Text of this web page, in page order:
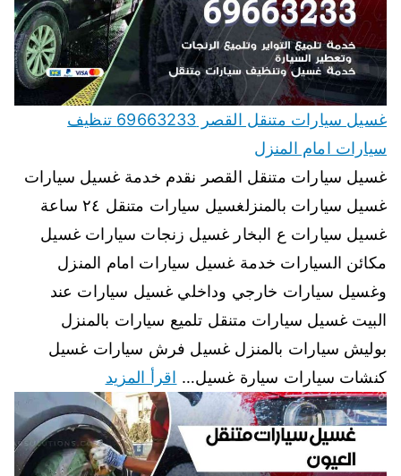
غسيل سيارات متنقل القصر 69663233 تنظيف
سيارات امام المنزل
غسيل سيارات متنقل القصر نقدم خدمة غسيل سيارات
غسيل سيارات بالمنزلغسيل سيارات متنقل ٢٤ ساعة
غسيل سيارات ع البخار غسيل زنجات سيارات غسيل
مكائن السيارات خدمة غسيل سيارات امام المنزل
وغسيل سيارات خارجي وداخلي غسيل سيارات عند
البيت غسيل سيارات متنقل تلميع سيارات بالمنزل
بوليش سيارات بالمنزل غسيل فرش سيارات غسيل
كنشات سيارات سيارة غسيل… اقرأ المزيد